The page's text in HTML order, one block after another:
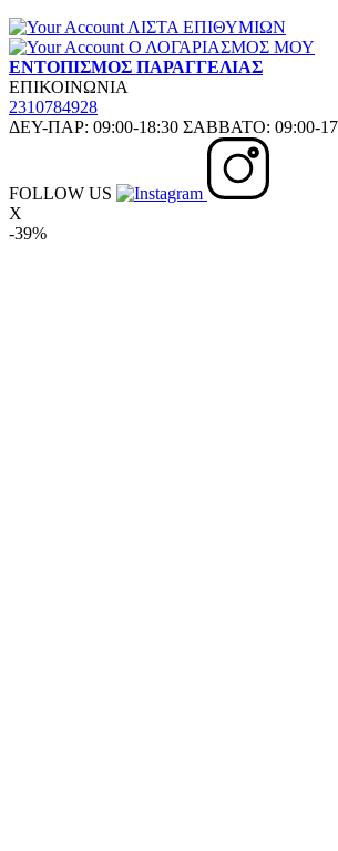
ΛΙΣΤΑ ΕΠΙΘΥΜΙΩΝ
Ο ΛΟΓΑΡΙΑΣΜΟΣ ΜΟΥ
ΕΝΤΟΠΙΣΜΟΣ ΠΑΡΑΓΓΕΛΙΑΣ
ΕΠΙΚΟΙΝΩΝΙΑ
2310784928
ΔΕΥ-ΠΑΡ: 09:00-18:30 ΣΑΒΒΑΤΟ: 09:00-
FOLLOW US
X
-39%